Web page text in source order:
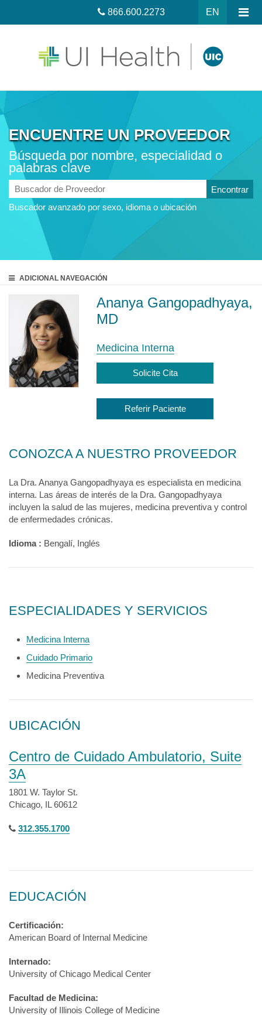
EN
866.600.2273
ENCUENTRE UN PROVEEDOR
Búsqueda por nombre, especialidad o
palabras clave
Buscador
de
Proveedor
Buscador avanzado por sexo, idioma o ubicación
ADICIONAL NAVEGACIÓN
Ananya Gangopadhyaya,
MD
Medicina Interna
Solicite Cita
Referir Paciente
CONOZCA A NUESTRO PROVEEDOR
La Dra. Ananya Gangopadhyaya es especialista en medicina
interna. Las áreas de interés de la Dra. Gangopadhyaya
incluyen la salud de las mujeres, medicina preventiva y control
de enfermedades crónicas.
Idioma : Bengalí, Inglés
ESPECIALIDADES Y SERVICIOS
Medicina Interna
Cuidado Primario
Medicina Preventiva
UBICACIÓN
Centro de Cuidado Ambulatorio, Suite
3A
1801 W. Taylor St.
Chicago, IL 60612
312.355.1700
EDUCACIÓN
Certificación:
American Board of Internal Medicine
Internado:
University of Chicago Medical Center
Facultad de Medicina:
University of Illinois College of Medicine